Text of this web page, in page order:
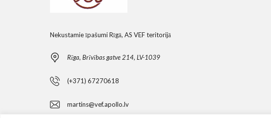
Nekustamie īpašumi Rīgā, AS VEF teritorijā
Rīga, Brīvības gatve 214, LV-1039
(+371) 67270618
martins@vef.apollo.lv